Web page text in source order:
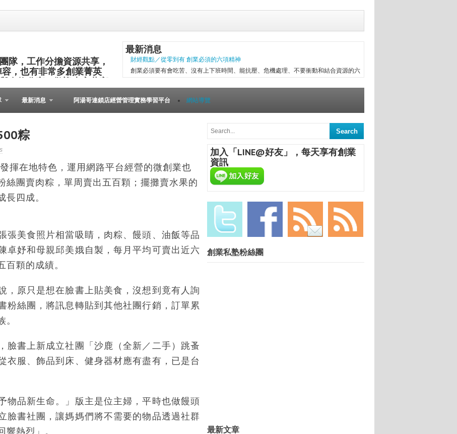
隊，工作分擔資源共享，
，也有非常多創業菁英
食物分享，歡迎大家共襄
最新消息
財經觀點／從零到有 創業必須的六項精神
創業必須要有會吃苦、沒有上下班時間、能抗壓、危機處理、不要衝動和結合資源的六
以失敗告終。總結原因是沒有志同道合的信念...
文瑄舊書坊負責人張瑞添，創業28年來，終日與舊書為伍，已被喻為台中舊書達人。
小檔案 文瑄舊書坊 被民眾認為占空間的舊書，在文瑄舊書坊負責人張瑞添的眼裡，
是塊寶。他基於資源回收再利用的觀點，從汽車材料買賣業，跨足舊書店；如今，旗下
共有逢甲與東海等2家店。因應網路...
<創業故事>床墊教父述創業 盼激勵年輕人
台商運時通家具控股公司董事長陳燕木，前天舉行「床墊教父」（Bedding Father）新
只是希望激勵年輕人，學習拚博精神，「不靠天吃飯，靠自己吃飯」。
創業菁英班創業私塾版權所有請尊重智慧財產權勿任意轉載違者依法必究. 技術提供：
Blogger.
Blog Archive
►11月(62)
► 10月(68)
▼
創業成功，不在你有多少錢——而在於有沒有掌握對的「時機」
〈中部〉創業基地築夢 台中青年「摘星」九月啟航
異塵行者(Esor) 老師
張晏瑜 顧問
最新消息 阿湯哥連鎖店經營管理實務學習平台 網站導覽
粽
揮在地特色，運用網路平台經營的微創業也
絲團賣肉粽，單周賣出五百顆；擺攤賣水果的
長四成。
張美食照片相當吸睛，肉粽、饅頭、油飯等品
卓妤和母親邱美娥自製，每月平均可賣出近六
百顆的成績。
，原只是想在臉書上貼美食，沒想到竟有人詢
粉絲團，將訊息轉貼到其他社團行銷，訂單累
。
臉書上新成立社團「沙鹿（全新／二手）跳蚤
衣服、飾品到床、健身器材應有盡有，已是台
物品新生命。」版主是位主婦，平時也做饅頭
臉書社團，讓媽媽們將不需要的物品透過社群
響熱烈」。
加入「LINE@好友」，每天享有創業
資訊
創業私塾粉絲團
最新文章